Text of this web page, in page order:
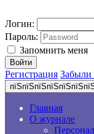
Логин:
Пароль:
Запомнить меня
Регистрация Забыли
Главная
О журнале